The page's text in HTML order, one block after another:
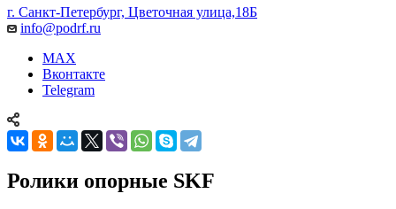
г. Санкт-Петербург, Цветочная улица,18Б
info@podrf.ru
MAX
Вконтакте
Telegram
Ролики опорные SKF